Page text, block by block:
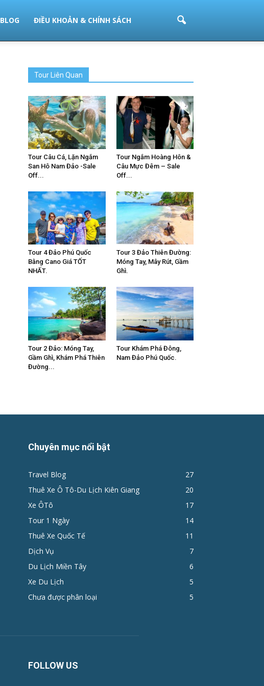
BLOG ĐIỀU KHOẢN & CHÍNH SÁCH
Tour Liên Quan
Tour Câu Cá, Lặn Ngắm
San Hô Nam Đảo -Sale
Off...
Tour Ngắm Hoàng Hôn &
Câu Mực Đêm – Sale
Off...
Tour 4 Đảo Phú Quốc
Bằng Cano Giá TỐT
NHẤT.
Tour 3 Đảo Thiên Đường:
Móng Tay, Mây Rút, Gầm
Ghì.
Tour 2 Đảo: Móng Tay,
Gầm Ghì, Khám Phá Thiên
Đường...
Tour Khám Phá Đông,
Nam Đảo Phú Quốc.
Chuyên mục nổi bật
Travel Blog
27
Thuê Xe Ô Tô-Du Lịch Kiên Giang
20
Xe ÔTô
17
Tour 1 Ngày
14
Thuê Xe Quốc Tế
11
Dịch Vụ
7
Du Lịch Miền Tây
6
Xe Du Lịch
5
Chưa được phân loại
5
FOLLOW US